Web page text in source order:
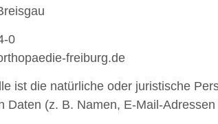
0
freiburg.de
ist die natürliche oder juristische
Daten (z. B. Namen, E-Mail-